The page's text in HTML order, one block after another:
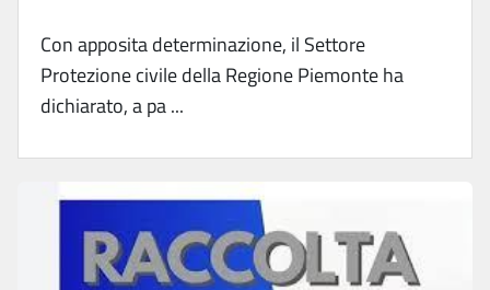
Con apposita determinazione, il Settore
Protezione civile della Regione Piemonte ha
dichiarato, a pa ...